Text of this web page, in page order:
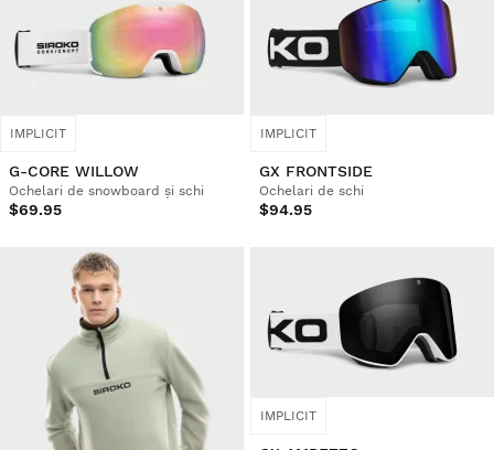
IMPLICIT
G-CORE WILLOW
Ochelari de snowboard și schi
$69.95
IMPLICIT
GX FRONTSIDE
Ochelari de schi
$94.95
IMPLICIT